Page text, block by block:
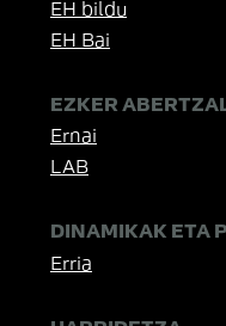
EH bildu
EH Bai
EZKER
Ernai
LAB
DINAMIKAK ETA
Erria